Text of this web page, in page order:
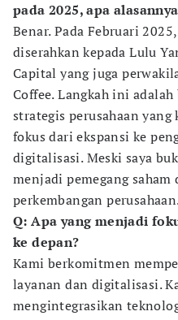
pada 2025, apa
Benar. Pada Februari
diserahkan kepada Lulu
Capital yang juga
Coffee. Langkah ini
strategis perusahaan
fokus dari ekspansi ke
digitalisasi. Meski saya
menjadi pemegang
perkembangan
Q: Apa yang menjadi
ke depan?
Kami berkomitmen
layanan dan digitalisasi.
mengintegrasikan